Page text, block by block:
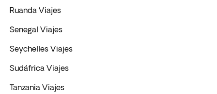
Ruanda Viajes
Senegal Viajes
Seychelles Viajes
Sudáfrica Viajes
Tanzania Viajes